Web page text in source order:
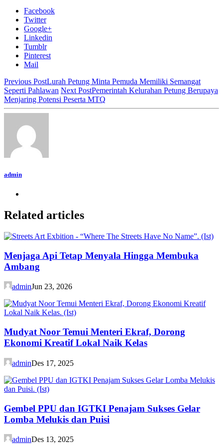
Facebook
Twitter
Google+
Linkedin
Tumblr
Pinterest
Mail
Previous PostLurah Petung Minta Pemuda Memiliki Semangat
Seperti Pahlawan Next PostPemerintah Kelurahan Petung Berupaya
Menjaring Potensi Peserta MTQ
admin
Related articles
Menjaga Api Tetap Menyala Hingga Membuka
Ambang
adminJun 23, 2026
Mudyat Noor Temui Menteri Ekraf, Dorong
Ekonomi Kreatif Lokal Naik Kelas
adminDes 17, 2025
Gembel PPU dan IGTKI Penajam Sukses Gelar
Lomba Melukis dan Puisi
adminDes 13, 2025